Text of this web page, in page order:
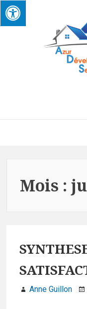
Skip
to
AZUR
Mois :
Anne Guillon